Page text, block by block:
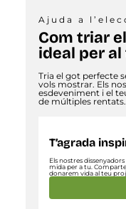
Ajuda a
Com triar
ideal per
Tria el got perfecte
vols mostrar. Els
esdeveniment i el
de múltiples rentats.
T’agrada
Els nostres
mida per a tu.
donarem vida al teu